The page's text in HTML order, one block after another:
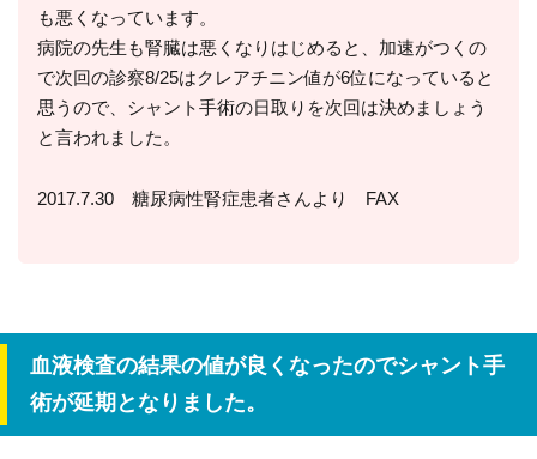
も悪くなっています。
病院の先生も腎臓は悪くなりはじめると、加速がつくの
で次回の診察8/25はクレアチニン値が6位になっていると
思うので、シャント手術の日取りを次回は決めましょう
と言われました。
2017.7.30 糖尿病性腎症患者さんより FAX
血液検査の結果の値が良くなったのでシャント手
術が延期となりました。